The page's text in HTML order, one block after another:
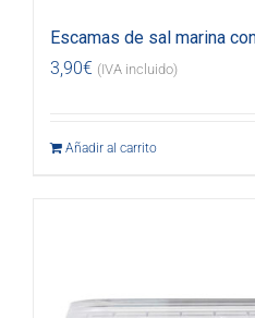
Escamas de sal marina
3,90€ (IVA incluido)
Añadir al carrito